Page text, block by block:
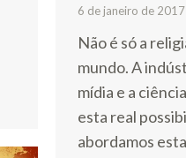
6 de janeiro de 2017
Não é só a
mundo. A
mídia e a
esta real
abordamos